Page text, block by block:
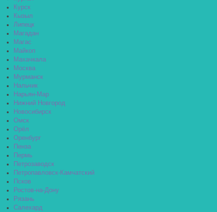
Курск
Кызыл
Липецк
Магадан
Магас
Майкоп
Махачкала
Москва
Мурманск
Нальчик
Нарьян-Мар
Нижний Новгород
Новосибирск
Омск
Орёл
Оренбург
Пенза
Пермь
Петрозаводск
Петропавловск-Камчатский
Псков
Ростов-на-Дону
Рязань
Салехард